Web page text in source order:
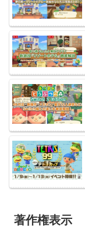
著作権表示